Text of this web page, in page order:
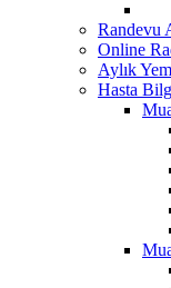
Randevu
Online
Aylık
Hasta